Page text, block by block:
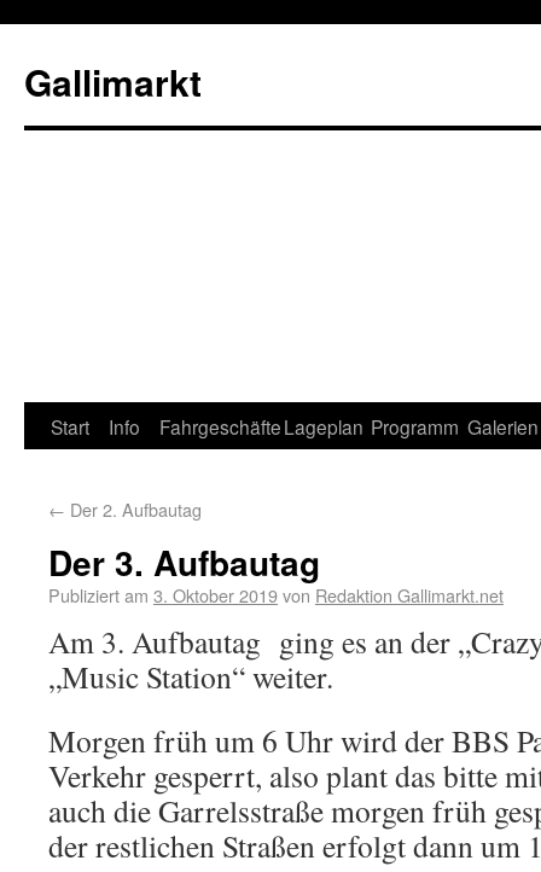
Gallimarkt
Start Info FahrgeschäfteLageplan Programm Galerien
← Der 2. Aufbautag
Der 3. Aufbautag
Publiziert am 3. Oktober 2019von Redaktion Gallimarkt.net
Am 3. Aufbautag ging es an der
„Music Station“ weiter.
Morgen früh um 6 Uhr wird der BBS
Verkehr gesperrt, also plant das bitte
auch die Garrelsstraße morgen früh
der restlichen Straßen erfolgt dann um